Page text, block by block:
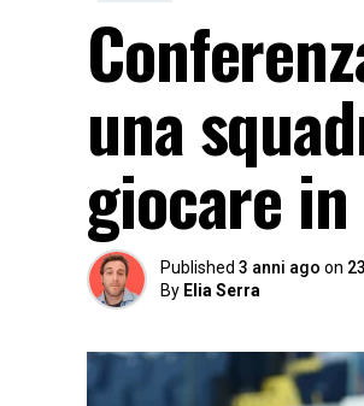
una
giocare
Published 3 anni ago on
By Elia Serra